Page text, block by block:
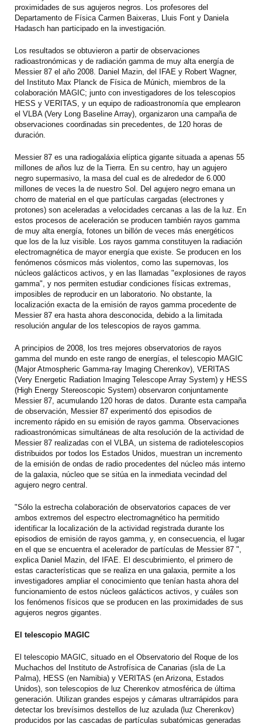
proximidades de sus agujeros negros. Los profesores del
Departamento de Física Carmen Baixeras, Lluis Font y Daniela
Hadasch han participado en la investigación.
Los resultados se obtuvieron a partir de observaciones
radioastronómicas y de radiación gamma de muy alta energía de
Messier 87 el año 2008. Daniel Mazin, del IFAE y Robert Wagner,
del Instituto Max Planck de Física de Múnich, miembros de la
colaboración MAGIC; junto con investigadores de los telescopios
HESS y VERITAS, y un equipo de radioastronomía que emplearon
el VLBA (Very Long Baseline Array), organizaron una campaña de
observaciones coordinadas sin precedentes, de 120 horas de
duración.
Messier 87 es una radiogaláxia elíptica gigante situada a apenas 55
millones de años luz de la Tierra. En su centro, hay un agujero
negro supermasivo, la masa del cual es de alrededor de 6.000
millones de veces la de nuestro Sol. Del agujero negro emana un
chorro de material en el que partículas cargadas (electrones y
protones) son aceleradas a velocidades cercanas a las de la luz. En
estos procesos de aceleración se producen también rayos gamma
de muy alta energía, fotones un billón de veces más energéticos
que los de la luz visible. Los rayos gamma constituyen la radiación
electromagnética de mayor energía que existe. Se producen en los
fenómenos cósmicos más violentos, como las supernovas, los
núcleos galácticos activos, y en las llamadas "explosiones de rayos
gamma", y nos permiten estudiar condiciones físicas extremas,
imposibles de reproducir en un laboratorio. No obstante, la
localización exacta de la emisión de rayos gamma procedente de
Messier 87 era hasta ahora desconocida, debido a la limitada
resolución angular de los telescopios de rayos gamma.
A principios de 2008, los tres mejores observatorios de rayos
gamma del mundo en este rango de energías, el telescopio MAGIC
(Major Atmospheric Gamma-ray Imaging Cherenkov), VERITAS
(Very Energetic Radiation Imaging Telescope Array System) y HESS
(High Energy Stereoscopic System) observaron conjuntamente
Messier 87, acumulando 120 horas de datos. Durante esta campaña
de observación, Messier 87 experimentó dos episodios de
incremento rápido en su emisión de rayos gamma. Observaciones
radioastronómicas simultáneas de alta resolución de la actividad de
Messier 87 realizadas con el VLBA, un sistema de radiotelescopios
distribuidos por todos los Estados Unidos, muestran un incremento
de la emisión de ondas de radio procedentes del núcleo más interno
de la galaxia, núcleo que se sitúa en la inmediata vecindad del
agujero negro central.
"Sólo la estrecha colaboración de observatorios capaces de ver
ambos extremos del espectro electromagnético ha permitido
identificar la localización de la actividad registrada durante los
episodios de emisión de rayos gamma, y, en consecuencia, el lugar
en el que se encuentra el acelerador de partículas de Messier 87 ",
explica Daniel Mazin, del IFAE. El descubrimiento, el primero de
estas características que se realiza en una galaxia, permite a los
investigadores ampliar el conocimiento que tenían hasta ahora del
funcionamiento de estos núcleos galácticos activos, y cuáles son
los fenómenos físicos que se producen en las proximidades de sus
agujeros negros gigantes.
El telescopio MAGIC
El telescopio MAGIC, situado en el Observatorio del Roque de los
Muchachos del Instituto de Astrofísica de Canarias (isla de La
Palma), HESS (en Namibia) y VERITAS (en Arizona, Estados
Unidos), son telescopios de luz Cherenkov atmosférica de última
generación. Utilizan grandes espejos y cámaras ultrarrápidos para
detectar los brevísimos destellos de luz azulada (luz Cherenkov)
producidos por las cascadas de partículas subatómicas generadas